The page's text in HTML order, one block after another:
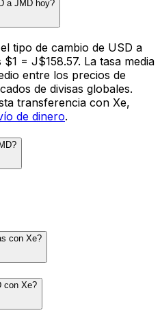
a JMD hoy?
tipo de cambio de USD a
= J$158.57. La tasa media
entre los precios de
de divisas globales.
transferencia con Xe,
de dinero.
con Xe?
con Xe?